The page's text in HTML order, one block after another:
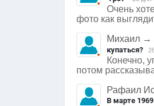
Очень
фото как
Михаил →
купаться?
Конечно,
потом
Рафаил
В марте